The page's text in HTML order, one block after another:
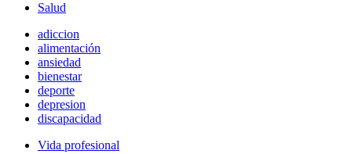
Salud
adiccion
alimentación
ansiedad
bienestar
deporte
depresion
discapacidad
Vida profesional